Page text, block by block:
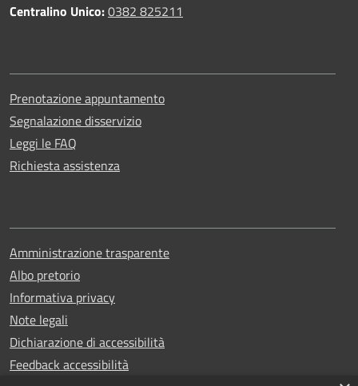
Centralino Unico:0382 825211
Prenotazione appuntamento
Segnalazione disservizio
Leggi le FAQ
Richiesta assistenza
Amministrazione trasparente
Albo pretorio
Informativa privacy
Note legali
Dichiarazione di accessibilità
Feedback accessibilità